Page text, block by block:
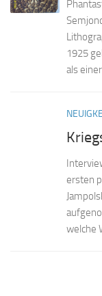
1925
als
ersten
welche